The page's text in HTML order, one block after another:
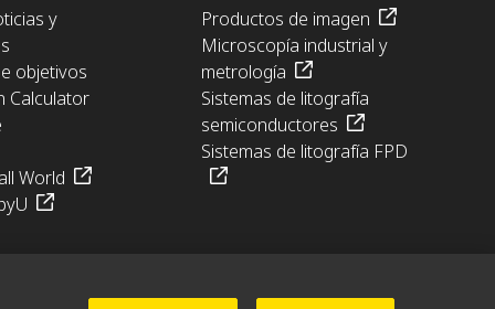
y
objetivos
Calculator
World
Productos de imagen
Microscopía industrial y
metrología
Sistemas de litografía
semiconductores
Sistemas de litografía FPD